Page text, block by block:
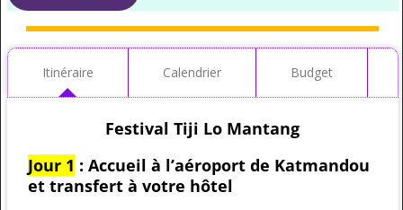
Itinéraire Calendrier Budget
Festival Tiji Lo Mantang
Jour 1 : Accueil à l’aéroport de Katmandou
et transfert à votre hôtel